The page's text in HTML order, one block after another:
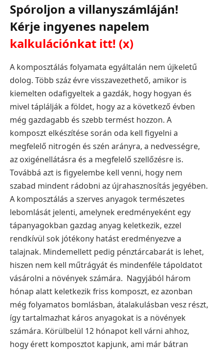
Spóroljon a villanyszámláján!
Kérje ingyenes napelem
kalkulációnkat itt! (x)
A komposztálás folyamata egyáltalán nem újkeletű
dolog. Több száz évre visszavezethető, amikor is
kiemelten odafigyeltek a gazdák, hogy hogyan és
mivel táplálják a földet, hogy az a következő évben
még gazdagabb és szebb termést hozzon. A
komposzt elkészítése során oda kell figyelni a
megfelelő nitrogén és szén arányra, a nedvességre,
az oxigénellátásra és a megfelelő szellőzésre is.
Továbbá azt is figyelembe kell venni, hogy nem
szabad mindent rádobni az újrahasznosítás jegyében.
A komposztálás a szerves anyagok természetes
lebomlását jelenti, amelynek eredményeként egy
tápanyagokban gazdag anyag keletkezik, ezzel
rendkívül sok jótékony hatást eredményezve a
talajnak. Mindemellett pedig pénztárcabarát is lehet,
hiszen nem kell műtrágyát és mindenféle tápoldatot
vásárolni a növények számára. Nagyjából három
hónap alatt keletkezik friss komposzt, ez azonban
még folyamatos bomlásban, átalakulásban vesz részt,
így tartalmazhat káros anyagokat is a növények
számára. Körülbelül 12 hónapot kell várni ahhoz,
hogy érett komposztot kapjunk, ami már bátran